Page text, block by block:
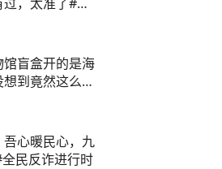
盲盒开的是海
到竟然这么好
吾心暖民心，九
民反诈进行时